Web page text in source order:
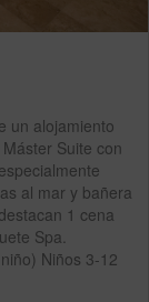
un alojamiento
Suite con
al mar y bañera
1 cena
Spa.
Niños 3-12